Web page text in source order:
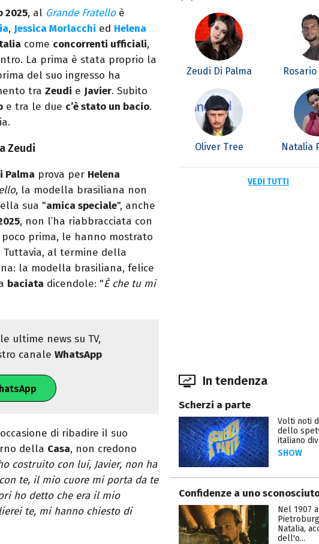
2025, al Grande Fratelloè
, Jessica Morlacchi ed Helena
come concorrenti ufficiali,
La prima è stata proprio la
del suo ingresso ha
tra Zeudi e Javier. Subito
e tra le due c’è stato un bacio.
Zeudi
Palma prova per Helena
, la modella brasiliana non
sua "amica speciale", anche
, non l’ha riabbracciata con
prima, le hanno mostrato
al termine della
la modella brasiliana, felice
baciata dicendole: "È che tu mi
ultime news su TV,
canaleWhatsApp
di ribadire il suo
della Casa, non credono
costruito con lui, Javier, non ha
te, il mio cuore mi porta da te
ho detto che era il mio
te, mi hanno chiesto di
Zeudi Di Palma
Oliver Tree Natalia
VEDI TUTTI
In tendenza
Scherzi a parte
Volti noti
dello
italiano
SHOW
Confidenze a uno
Nel 1907 a
Natalia,
dell'o...